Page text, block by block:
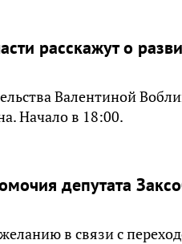
расскажут о
Валентиной
Начало в 18:00.
депутата
в связи с